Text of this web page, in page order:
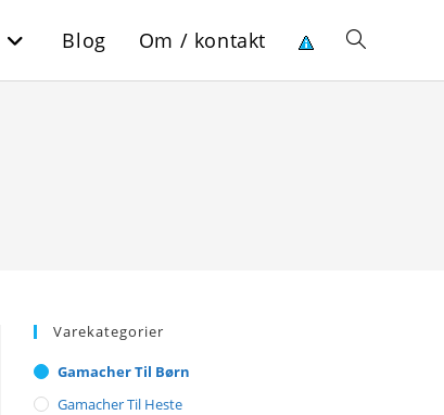
Blog Om / kontakt Toggle
Varekategorier
Gamacher Til Børn
Gamacher Til Heste